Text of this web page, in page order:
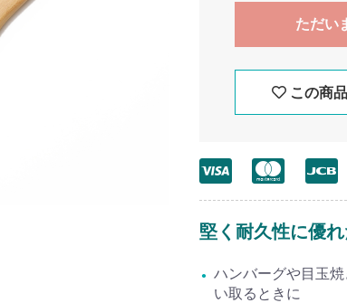
ただい
この商
堅く耐久性に優
ハンバーグや目玉
い取るときに